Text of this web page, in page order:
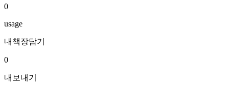
0
usage
내책장담기
0
내보내기